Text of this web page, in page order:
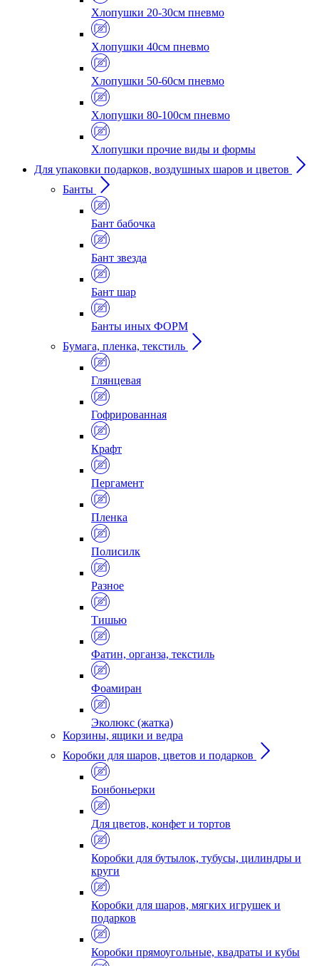
Хлопушки 20-30см пневмо
Хлопушки 40см пневмо
Хлопушки 50-60см пневмо
Хлопушки 80-100см пневмо
Хлопушки прочие виды и формы
Для упаковки подарков, воздушных шаров и цветов
Банты
Бант бабочка
Бант звезда
Бант шар
Банты иных ФОРМ
Бумага, пленка, текстиль
Глянцевая
Гофрированная
Крафт
Пергамент
Пленка
Полисилк
Разное
Тишью
Фатин, органза, текстиль
Фоамиран
Эколюкс (жатка)
Корзины, ящики и ведра
Коробки для шаров, цветов и подарков
Бонбоньерки
Для цветов, конфет и тортов
Коробки для бутылок, тубусы, цилиндры и
круги
Коробки для шаров, мягких игрушек и
подарков
Коробки прямоугольные, квадраты и кубы